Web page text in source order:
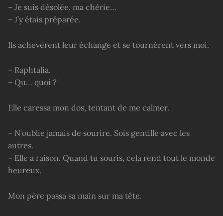
– Je suis désolée, ma chérie…
– J’y étais préparée.
Ils achevèrent leur échange et se tournèrent vers moi.
– Raphtalia.
– Qu… quoi ?
Elle caressa mon dos, tentant de me calmer.
– N’oublie jamais de sourire. Sois gentille avec les
autres.
– Elle a raison. Quand tu souris, cela rend tout le monde
heureux.
Mon père passa sa main sur ma tête.